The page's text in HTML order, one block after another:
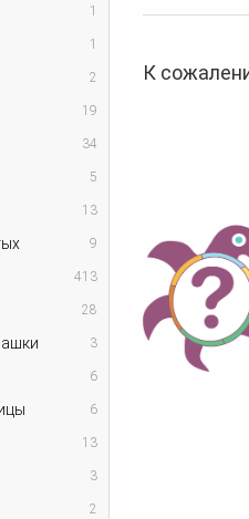
1
1
2
19
34
5
13
9
413
28
3
6
6
13
3
2
К